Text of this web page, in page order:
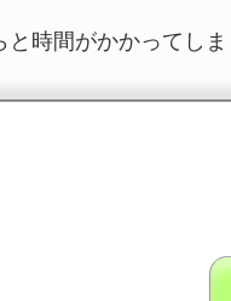
と時間がかかってしま